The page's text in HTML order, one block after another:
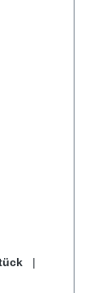
und
|